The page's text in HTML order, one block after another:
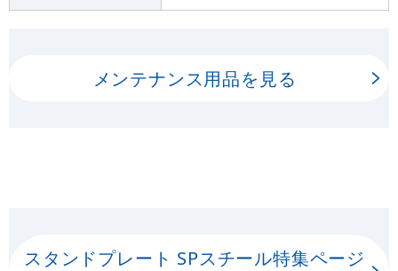
メンテナンス用品を見る
スタンドプレート SPスチール特集ページ